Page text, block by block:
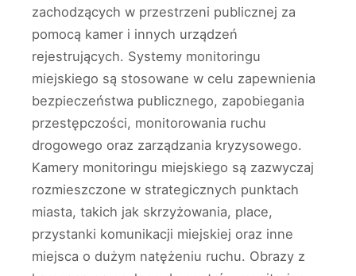
zachodzących w przestrzeni publicznej za
pomocą kamer i innych urządzeń
rejestrujących. Systemy monitoringu
miejskiego są stosowane w celu zapewnienia
bezpieczeństwa publicznego, zapobiegania
przestępczości, monitorowania ruchu
drogowego oraz zarządzania kryzysowego.
Kamery monitoringu miejskiego są zazwyczaj
rozmieszczone w strategicznych punktach
miasta, takich jak skrzyżowania, place,
przystanki komunikacji miejskiej oraz inne
miejsca o dużym natężeniu ruchu. Obrazy z